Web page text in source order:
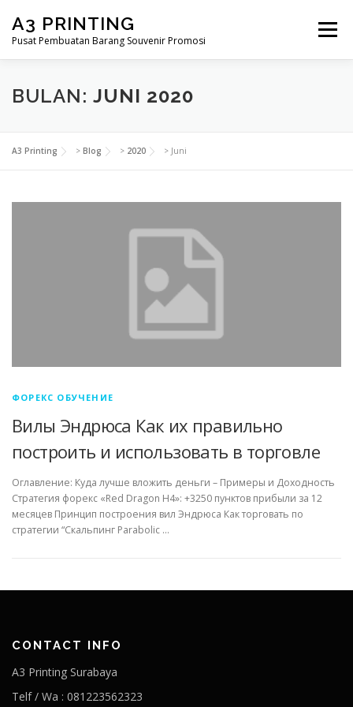
konten
A3 PRINTING
Pusat Pembuatan Barang Souvenir Promosi
Menu
BERANDA PRODUK KAMI
SAMPLE PAGE
BULAN: JUNI 2020
A3 Printing > Blog > 2020 > Juni
ФОРЕКС ОБУЧЕНИЕ
Вилы Эндрюса Как их правильно
построить и использовать в торговле
Оглавление: Куда лучше вложить деньги – Примеры и Доходность
Стратегия форекс «Red Dragon H4»: +3250 пунктов прибыли за 12
месяцев Принцип построения вил Эндрюса Как торговать по
стратегии “Скальпинг Parabolic …
CONTACT INFO
A3 Printing Surabaya
Telf / Wa : 081223562323